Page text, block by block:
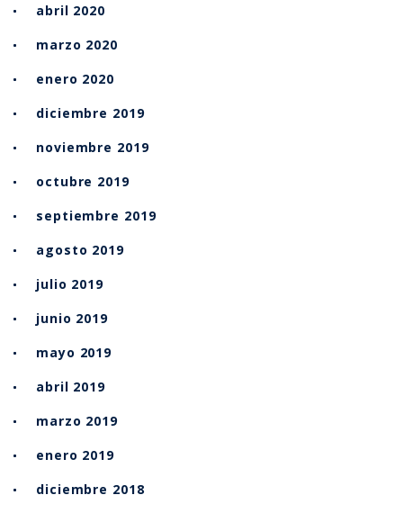
abril 2020
marzo 2020
enero 2020
diciembre 2019
noviembre 2019
octubre 2019
septiembre 2019
agosto 2019
julio 2019
junio 2019
mayo 2019
abril 2019
marzo 2019
enero 2019
diciembre 2018